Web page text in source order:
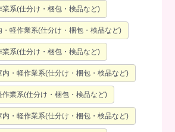
系(仕分け・梱包・検品など)
軽作業系(仕分け・梱包・検品など)
系(仕分け・梱包・検品など)
・軽作業系(仕分け・梱包・検品など)
業系(仕分け・梱包・検品など)
・軽作業系(仕分け・梱包・検品など)